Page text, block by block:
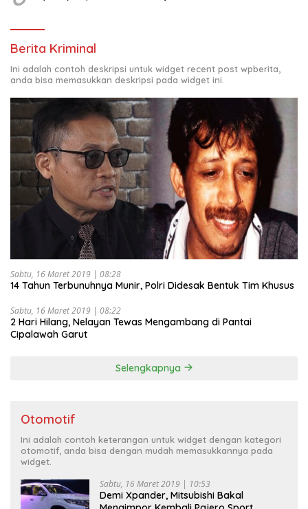
Berita Kriminal
Ini adalah contoh deskripsi untuk widget recent post wpberita,
anda bisa memasukkan deskripsi pada widget ini.
Sabtu, 16 Maret 2019 | 08:28
14 Tahun Terbunuhnya Munir, Polri Didesak Bentuk Tim Khusus
Sabtu, 16 Maret 2019 | 08:22
2 Hari Hilang, Nelayan Tewas Mengambang di Pantai
Cipalawah Garut
Selengkapnya
Otomotif
Ini adalah contoh keterangan untuk widget dengan kategori
otomotif, anda bisa dengan mudah memasukkannya pada
widget.
Sabtu, 16 Maret 2019 | 10:53
Demi Xpander, Mitsubishi Bakal